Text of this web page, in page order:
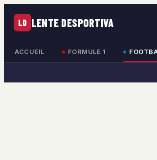
LD LENTE DESPORTIVA
ACCUEIL FORMULE 1